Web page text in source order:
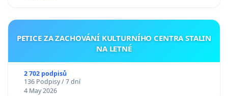
PETICE ZA ZACHOVÁNÍ KULTURNÍHO CENTRA STALIN
NA LETNÉ
2 702 podpisů
136 Podpisy / 7 dní
4 May 2026